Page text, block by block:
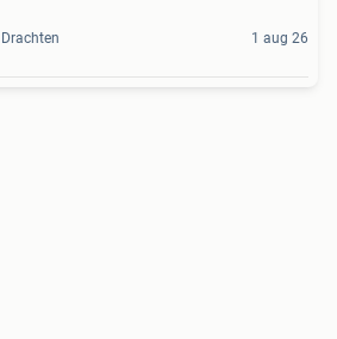
Drachten 1 aug 26